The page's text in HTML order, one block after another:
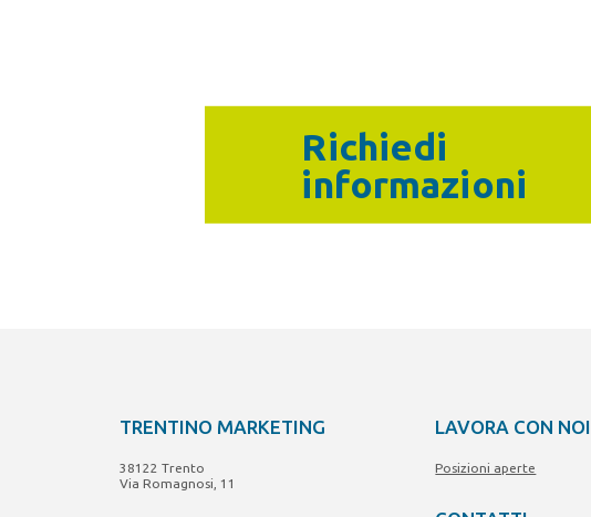
Richiedi
informazioni
TRENTINO MARKETING
38122 Trento
Via Romagnosi, 11
LAVORA CON NOI
Posizioni aperte